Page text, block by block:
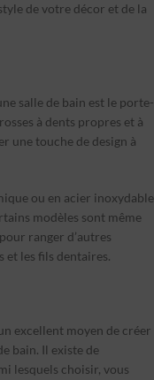
de votre décor et de la
salle de bain est le porte-
à dents propres et à
une touche de design à
ou en acier inoxydable
modèles sont même
ranger d’autres
et les fils dentaires.
excellent moyen de créer
bain. Il existe de
lesquels choisir, vous